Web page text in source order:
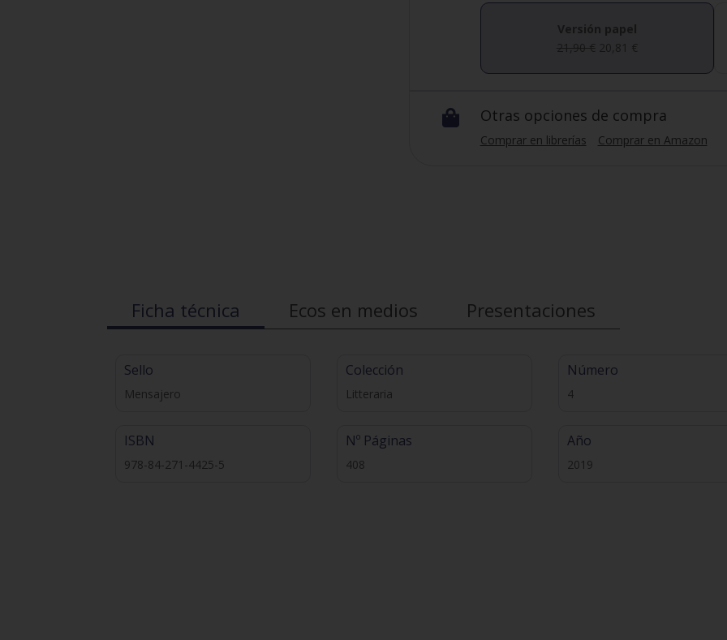
Versión papel
21,90€ 20,81 €
 Otras opciones de compra
Comprar en librerías Comprar en Amazon
Ficha técnica Ecos en medios Presentaciones
Sello
Mensajero
ISBN
978-84-271-4425-5
Colección
Litteraria
Nº Páginas
408
Número
4
Año
2019